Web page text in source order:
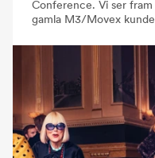
Conference. Vi ser
gamla M3/Movex